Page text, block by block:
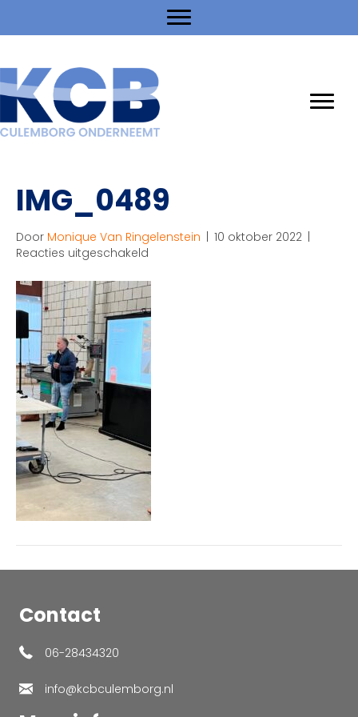
IMG_0489
Door Monique Van Ringelenstein | 10 oktober 2022 |
Reacties uitgeschakeld
Contact
06-28434320
info@kcbculemborg.nl